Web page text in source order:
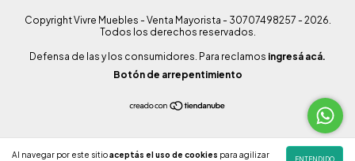
Al navegar por este sitioaceptás el uso de cookies para agilizar
ENTENDIDO
Copyright Vivre Muebles - Venta Mayorista - 30707498257 - 2026.
Todos los derechos reservados.
Defensa de las y los consumidores. Para reclamos ingresá acá.
Botón de arrepentimiento